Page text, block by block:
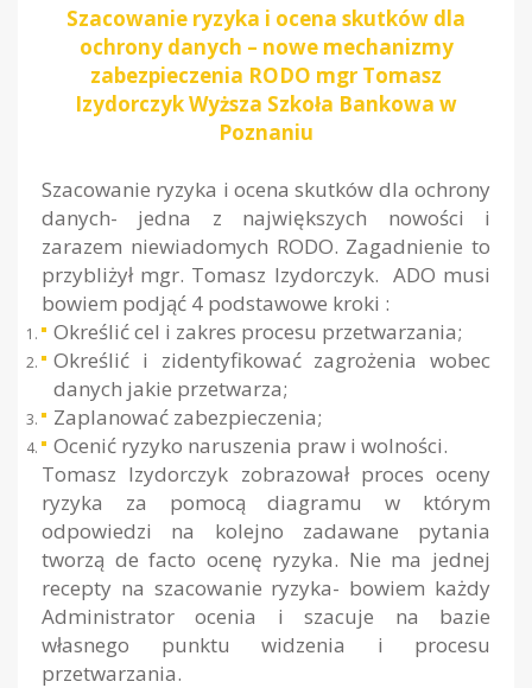
Szacowanie ryzyka i ocena skutków dla
ochrony danych – nowe mechanizmy
zabezpieczenia RODO mgr Tomasz
Izydorczyk Wyższa Szkoła Bankowa w
Poznaniu
Szacowanie ryzyka i ocena skutków dla ochrony
danych- jedna z największych nowości i
zarazem niewiadomych RODO. Zagadnienie to
przybliżył mgr. Tomasz Izydorczyk. ADO musi
bowiem podjąć 4 podstawowe kroki :
Określić cel i zakres procesu przetwarzania;
Określić i zidentyfikować zagrożenia wobec
danych jakie przetwarza;
Zaplanować zabezpieczenia;
Ocenić ryzyko naruszenia praw i wolności.
Tomasz Izydorczyk zobrazował proces oceny
ryzyka za pomocą diagramu w którym
odpowiedzi na kolejno zadawane pytania
tworzą de facto ocenę ryzyka. Nie ma jednej
recepty na szacowanie ryzyka- bowiem każdy
Administrator ocenia i szacuje na bazie
własnego punktu widzenia i procesu
przetwarzania.